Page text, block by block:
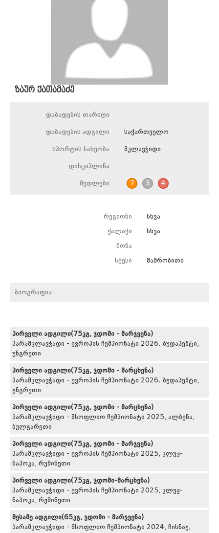
ზაურ ქათამაძე
დაბადების თარიღი
დაბადების ადგილი საქართველო
სპორტის სახეობა მკლავჭიდი
დისციპლინა
მედლები 7 3 4
რეგიონი სხვა
ქალაქი სხვა
წონა
სქესი მამრობითი
ბიოგრაფია:
პირველი ადგილი(75კგ, ჯდომი - მარჯვენა)
პარამკლავჭადი - ევროპის ჩემპიონატი 2026. ბუდაპეშტი,
უნგრეთი
პირველი ადგილი(75კგ, ჯდომი - მარცხენა)
პარამკლავჭადი - ევროპის ჩემპიონატი 2026. ბუდაპეშტი,
უნგრეთი
პირველი ადგილი(75კგ, ჯდომი - მარცხენა)
პარამკლავჭიდი - მსოფლიო ჩემპიონატი 2025, ალბენა,
ბულგარეთი
პირველი ადგილი(75კგ, ჯდომი - მარჯვენა)
პარამკლავჭიდი - ევროპის ჩემპიონატი 2025, კლუჟ-
ნაპოკა, რუმინეთი
პირველი ადგილი(75კგ, ჯდომი-მარცხენა)
პარამკლავჭიდი - ევროპის ჩემპიონატი 2025, კლუჟ-
ნაპოკა, რუმინეთი
მესამე ადგილი(65კგ, ჯდომი - მარჯვენა)
პარამკლავჭიდი - მსოფლიო ჩემპიონატი 2024, ჩისნაუ,